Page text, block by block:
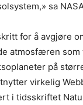
sa
for å avgjøre
atmosfæren
på
virkelig
i tidsskriftet